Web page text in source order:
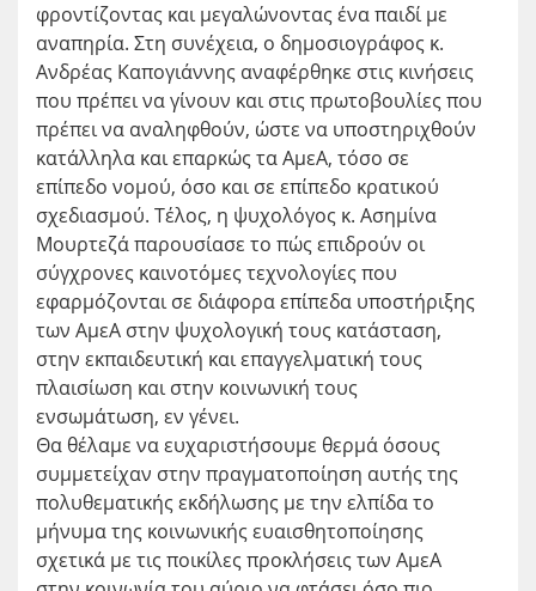
φροντίζοντας και μεγαλώνοντας ένα παιδί με
αναπηρία. Στη συνέχεια, ο δημοσιογράφος κ.
Ανδρέας Καπογιάννης αναφέρθηκε στις κινήσεις
που πρέπει να γίνουν και στις πρωτοβουλίες που
πρέπει να αναληφθούν, ώστε να υποστηριχθούν
κατάλληλα και επαρκώς τα ΑμεΑ, τόσο σε
επίπεδο νομού, όσο και σε επίπεδο κρατικού
σχεδιασμού. Τέλος, η ψυχολόγος κ. Ασημίνα
Μουρτεζά παρουσίασε το πώς επιδρούν οι
σύγχρονες καινοτόμες τεχνολογίες που
εφαρμόζονται σε διάφορα επίπεδα υποστήριξης
των ΑμεΑ στην ψυχολογική τους κατάσταση,
στην εκπαιδευτική και επαγγελματική τους
πλαισίωση και στην κοινωνική τους
ενσωμάτωση, εν γένει.
Θα θέλαμε να ευχαριστήσουμε θερμά όσους
συμμετείχαν στην πραγματοποίηση αυτής της
πολυθεματικής εκδήλωσης με την ελπίδα το
μήνυμα της κοινωνικής ευαισθητοποίησης
σχετικά με τις ποικίλες προκλήσεις των ΑμεΑ